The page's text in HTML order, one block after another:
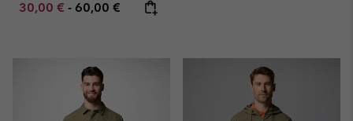
Minimum sale price:
30,00 € - Maximum price:
60,00 €